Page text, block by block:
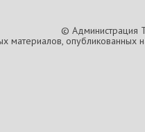
© Администрация
материалов, опубликованных